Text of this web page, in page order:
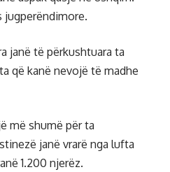
jugperëndimore.
janë të përkushtuara ta
që kanë nevojë të madhe
më shumë për ta
janë vrarë nga lufta
1.200 njerëz.